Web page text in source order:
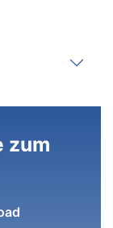
zum